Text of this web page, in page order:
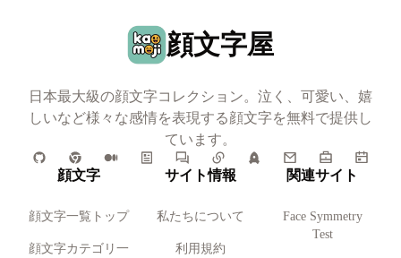
顔文字屋
日本最大級の顔文字コレクション。泣く、可愛い、嬉
しいなど様々な感情を表現する顔文字を無料で提供し
ています。
顔文字
顔文字一覧トップ
顔文字カテゴリ一
サイト情報
私たちについて
利用規約
関連サイト
Face Symmetry
Test